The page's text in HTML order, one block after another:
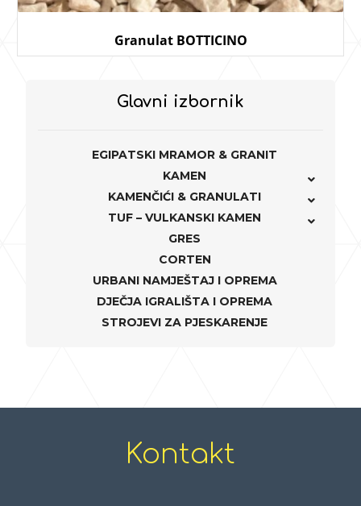
Granulat BOTTICINO
Glavni izbornik
EGIPATSKI MRAMOR & GRANIT
KAMEN
KAMENČIĆI & GRANULATI
TUF – VULKANSKI KAMEN
GRES
CORTEN
URBANI NAMJEŠTAJ I OPREMA
DJEČJA IGRALIŠTA I OPREMA
STROJEVI ZA PJESKARENJE
Kontakt